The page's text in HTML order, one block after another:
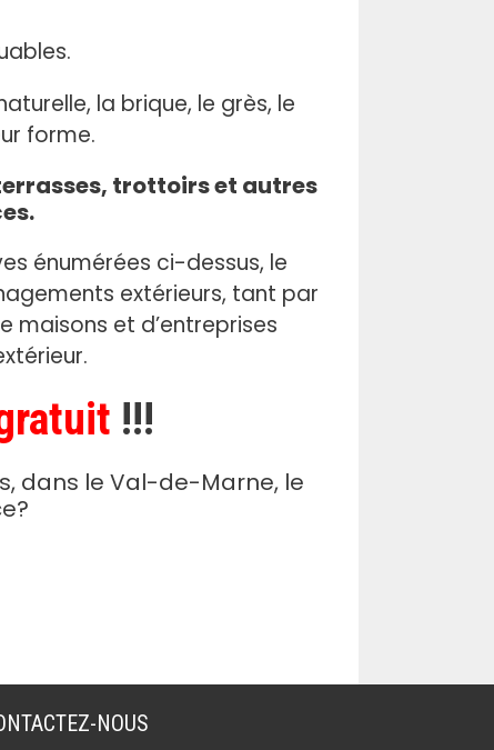
la brique, le grès, le
forme.
trottoirs et autres
énumérées ci-dessus, le
extérieurs, tant par
maisons et d’entreprises
!!!
dans le Val-de-Marne, le
NOUS